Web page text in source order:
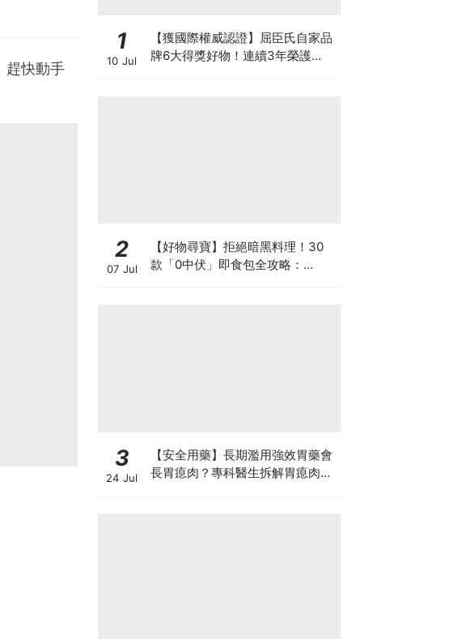
趕快動手
1
10 Jul
【獲國際權威認證】屈臣氏自家品
牌6大得獎好物！連續3年榮護
2
07 Jul
【好物尋寶】拒絕暗黑料理！30
款「0中伏」即食包全攻略：
3
24 Jul
【安全用藥】長期濫用強效胃藥會
長胃瘜肉？專科醫生拆解胃瘜肉癌